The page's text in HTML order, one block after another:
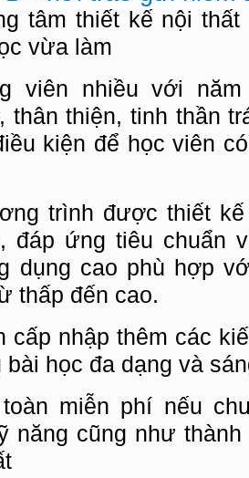
tâm thiết kế nội
vừa làm
viên nhiều với năm
thân thiện, tinh thần
kiện để học viên
trình được thiết
đáp ứng tiêu chuẩn
dụng cao phù hợp
thấp đến cao.
cấp nhập thêm các
học đa dạng và
miễn phí nếu
năng cũng như